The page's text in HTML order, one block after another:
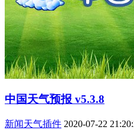
中国天气预报 v5.3.8
新闻天气插件 2020-07-22